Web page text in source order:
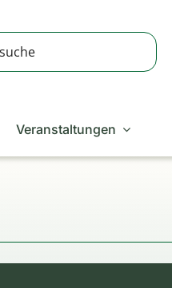
Veranstaltungen